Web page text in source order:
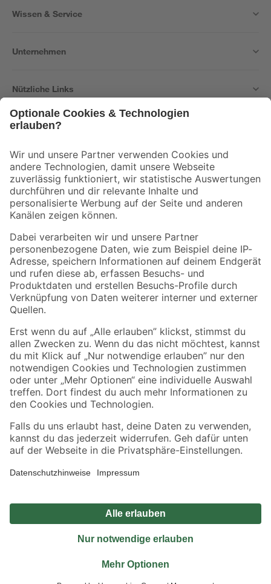
Wissen & Service
Unternehmen
Nützliche Links
Der toom Newsletter: Keine Angebote und Aktionen mehr verpassen!
Zur Newsletter Anmeldung
Folge uns
Zahlungsarten Versandarten
Sicher einkaufen
Jetzt die toom-App herunterladen
Alle Preisangaben in EUR inkl. gesetzl. MwSt.. Die dargestellten Angebote sind unter
Umständen nicht in allen Märkten verfügbar. Die angegebenen Verfügbarkeiten beziehen
Produkte nur solange der Vorrat reicht.
*Paketversand ab 59 € versandkostenfrei, gilt nicht für Artikel mit Speditionsversand, hier
Privatsphäre Impressum
Nutzungsbedingungen
Widerrufsrecht
Vertrag widerrufen
© 2026 toom Baumarkt GmbH